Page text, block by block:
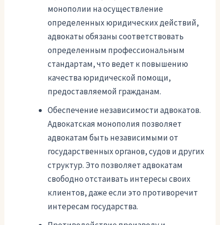
монополии на осуществление
определенных юридических действий,
адвокаты обязаны соответствовать
определенным профессиональным
стандартам, что ведет к повышению
качества юридической помощи,
предоставляемой гражданам.
Обеспечение независимости адвокатов.
Адвокатская монополия позволяет
адвокатам быть независимыми от
государственных органов, судов и других
структур. Это позволяет адвокатам
свободно отстаивать интересы своих
клиентов, даже если это противоречит
интересам государства.